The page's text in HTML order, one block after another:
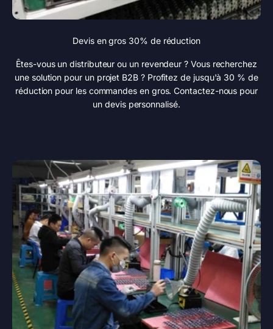
Devis en gros 30% de réduction
Êtes-vous un distributeur ou un revendeur ? Vous recherchez
une solution pour un projet B2B ? Profitez de jusqu'à 30 % de
réduction pour les commandes en gros. Contactez-nous pour
un devis personnalisé.